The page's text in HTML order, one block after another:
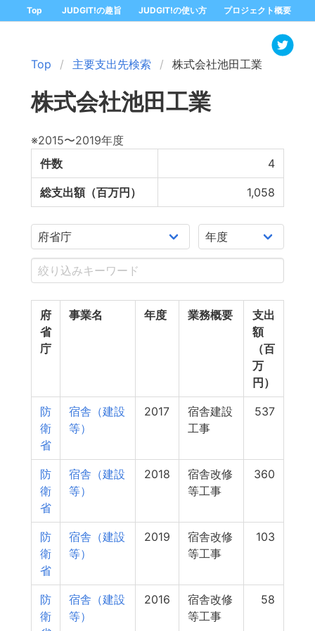
Top JUDGIT!の趣旨 JUDGIT!の使い方 プロジェクト概要
Top 主要支出先検索 株式会社池田工業
株式会社池田工業
※2015〜2019年度
件数
4
総支出額（百万円） 1,058
府
省
庁
事業名 年度 業務概要
支出
額
（百
万
円）
防
衛
省
宿舎（建設
等）
2017
宿舎建設
工事
537
防
衛
省
宿舎（建設
等）
2018
宿舎改修
等工事
360
防
衛
省
宿舎（建設
等）
2019
宿舎改修
等工事
103
防
衛
宿舎（建設
等）
2016
宿舎改修
等工事
58